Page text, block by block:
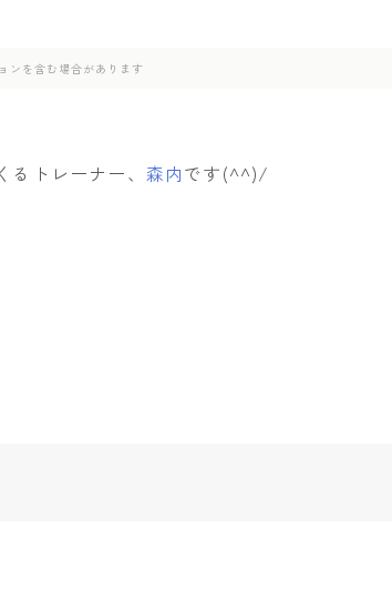
ンを含む場合があります
トレーナー、 森内です(^^)/